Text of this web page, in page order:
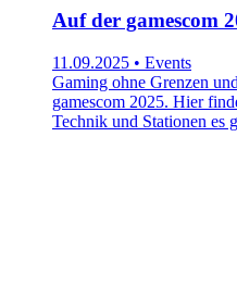
Auf der gamescom
11.09.2025 • Events
Gaming ohne Grenzen
gamescom 2025. Hier
Technik und Stationen es